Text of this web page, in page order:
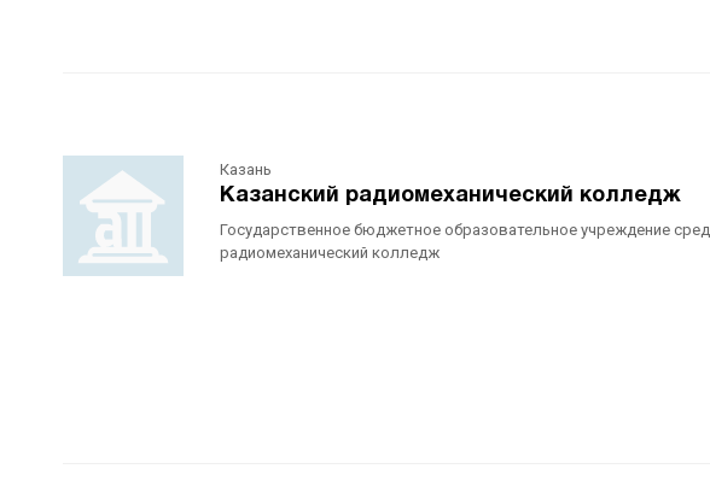
Казань
Казанский радиомеханический колледж
Государственное бюджетное образовательное учреждение
радиомеханический колледж